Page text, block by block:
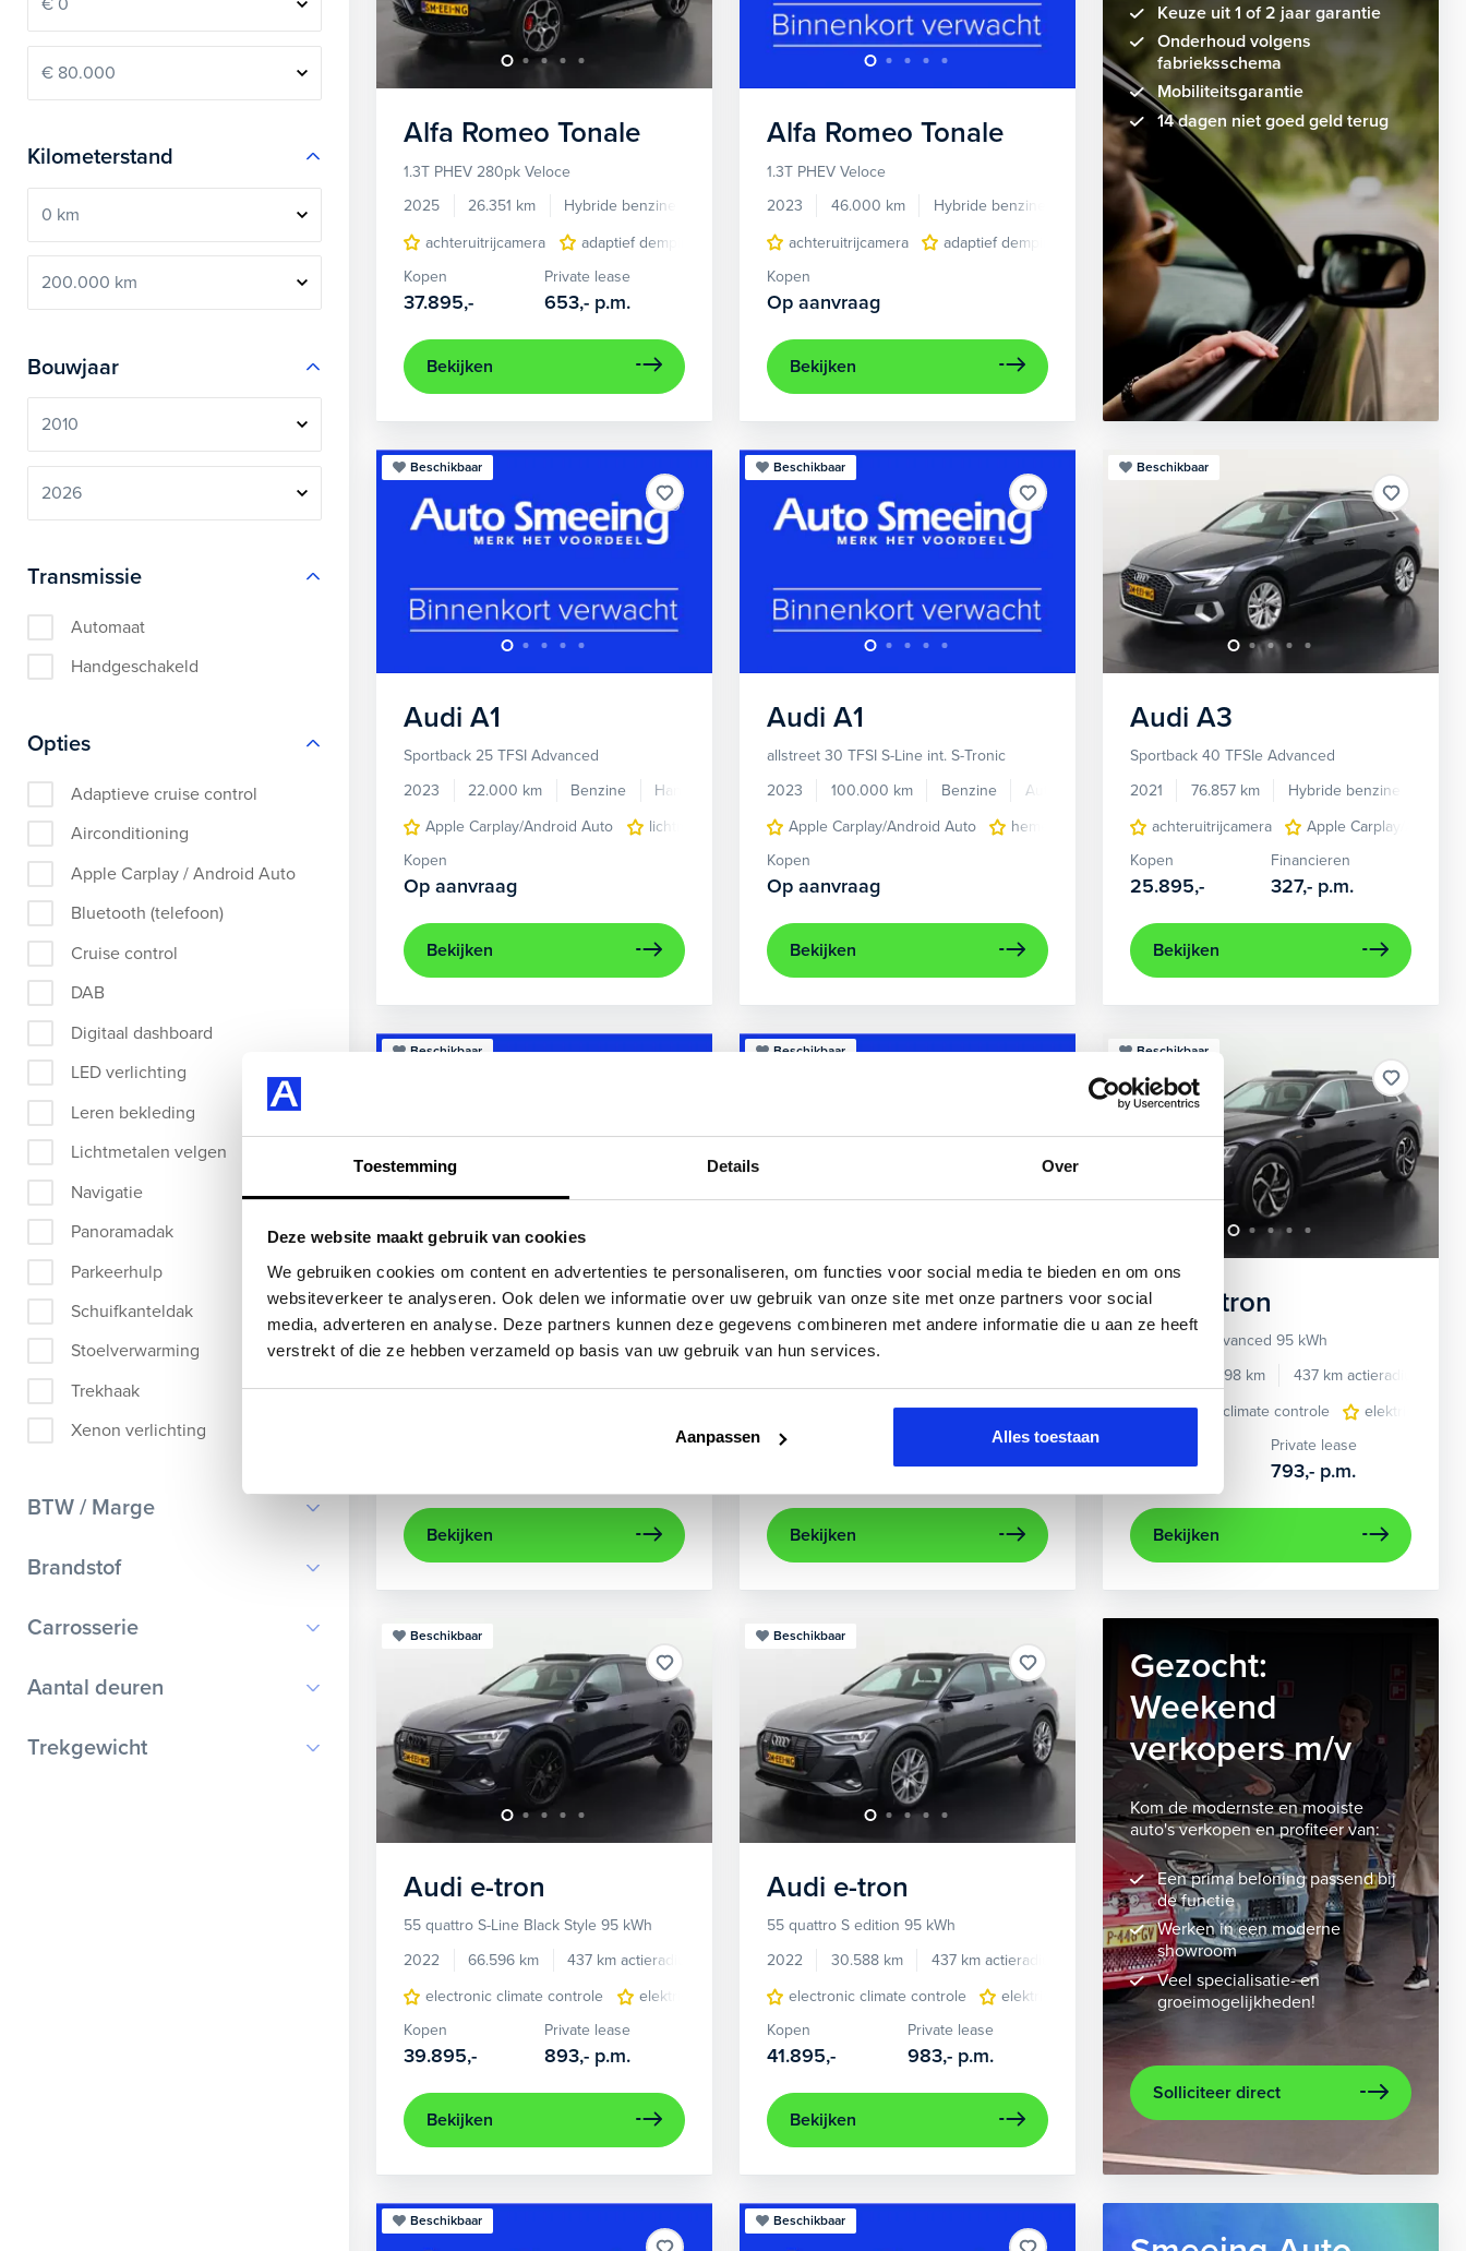
Toestemming Details Over
Deze website maakt gebruik van cookies
We gebruiken cookies om content en advertenties te personaliseren, om functies voor social media te bieden en om ons
websiteverkeer te analyseren. Ook delen we informatie over uw gebruik van onze site met onze partners voor social
media, adverteren en analyse. Deze partners kunnen deze gegevens combineren met andere informatie die u aan ze heeft
verstrekt of die ze hebben verzameld op basis van uw gebruik van hun services.
Aanpassen Alles toestaan
Kilometerstand
Bouwjaar
Transmissie
Automaat
Handgeschakeld
Opties
Adaptieve cruise control
Airconditioning
Apple Carplay / Android Auto
Bluetooth (telefoon)
Cruise control
DAB
Digitaal dashboard
LED verlichting
Leren bekleding
Lichtmetalen velgen
Navigatie
Panoramadak
Parkeerhulp
Schuifkanteldak
Stoelverwarming
Trekhaak
Xenon verlichting
BTW / Marge
BTW
Brandstof
Benzine
Elektrisch
Hybride benzine
Carrosserie
Bestelauto
Chassis cabine
Aantal deuren
Trekgewicht
Alfa Romeo Tonale
1.3T PHEV 280pk Veloce
2025
26.351 km Hybride benzine
Automaat
achteruitrijcamera
adaptief demping systeem audio installatie premium cruise control adaptief dodehoek detectie
elektrisch
Kopen
37.895,-
Private lease
653,- p.m.
Bekijken
Alfa Romeo Tonale
1.3T PHEV Veloce
2023
46.000 km Hybride benzine
Automaat
achteruitrijcamera
adaptief demping systeem Apple Carplay/Android Auto
audio
Kopen
Op aanvraag
Bekijken
Keuze uit 1 of 2 jaar garantie
Onderhoud volgens
fabrieksschema
Mobiliteitsgarantie
14 dagen niet goed geld terug
Beschikbaar
Audi A1
Sportback 25 TFSI Advanced
2023
22.000 km Benzine
Handgeschakeld
Apple Carplay/Android Auto
lichtmetalen velgen 5-spaaks 17"
voorstoelen verwarmd
Kopen
Op aanvraag
Bekijken
Beschikbaar
Audi A1
allstreet 30 TFSI S-Line int. S-Tronic
2023
100.000 km Benzine
Automaat
Apple Carplay/Android Auto
hemelbekleding donker lichtmetalen velgen 7-spaaks 17"
Kopen
Op aanvraag
Bekijken
Beschikbaar
Audi A3
Sportback 40 TFSIe Advanced
2021
76.857 km Hybride benzine
achteruitrijcamera
Apple Carplay/Android
Kopen
25.895,-
Financieren
327,- p.m.
Bekijken
Beschikbaar
Audi A3
Sportback 40 TFSIe Plug-In
electronic climate controle elektrisch glazen panorama-dak lederen bekleding
Bekijken
Beschikbaar
Audi A3
Sportback 40 TFSIe Advanced
achteruitrijcamera
Apple Carplay/Android Auto electronic climate controle
lichtmetalen
Kopen
Bekijken
Beschikbaar
Audi e-tron
55 quattro Advanced 95 kWh
34.998 km 437 km actieradius
electronic climate controle
elektrisch
36.895,-
Private lease
793,- p.m.
Bekijken
Beschikbaar
Audi e-tron
55 quattro S-Line Black Style 95 kWh
2022
66.596 km 437 km actieradius
Elektrisch
electronic climate controle
elektrisch glazen panorama-dak lichtmetalen velgen 10-spaaks 21" luxe lederen bekleding metaalkleur
Kopen
39.895,-
Private lease
893,- p.m.
Bekijken
Beschikbaar
Audi e-tron
55 quattro S edition 95 kWh
2022
30.588 km 437 km actieradius
Elektrisch
electronic climate controle
elektrisch glazen panorama-dak lederen/stof bekleding
Kopen
41.895,-
Private lease
983,- p.m.
Bekijken
Gezocht:
Weekend
verkopers m/v
Kom de modernste en mooiste
auto's verkopen en profiteer van:
Een prima beloning passend bij
de functie
Werken in een moderne
showroom
Veel specialisatie- en
groeimogelijkheden!
Solliciteer direct
Beschikbaar Beschikbaar